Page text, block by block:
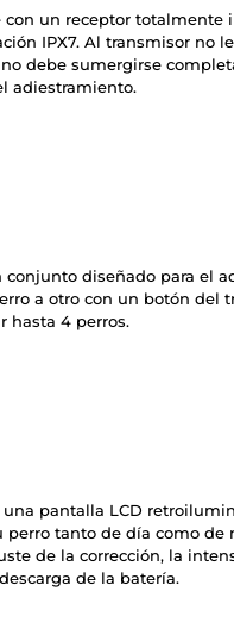
con un receptor totalmente
IPX7. Al transmisor no
debe sumergirse
adiestramiento.
conjunto diseñado para el
a otro con un botón del
hasta 4 perros.
una pantalla LCD
tanto de día como de
de la corrección, la
de la batería.